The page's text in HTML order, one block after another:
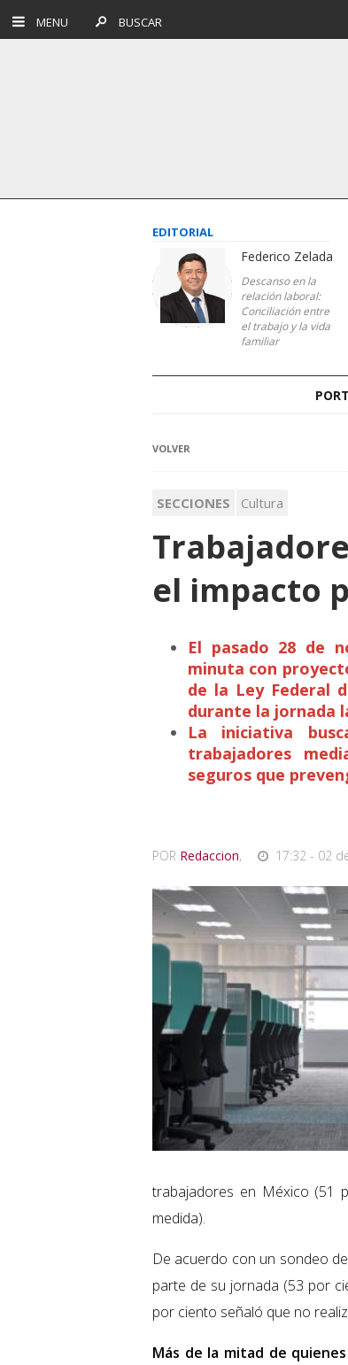
MENU BUSCAR
EDITORIAL
Federico Zelada
Descanso en la
relación laboral:
Conciliación entre
el trabajo y la vida
familiar
VOLVER
SECCIONES Cultura
el impacto
El pasado 28 de
minuta con
de la Ley Federal
durante la jornada
La iniciativa
trabajadores
seguros que
POR Redaccion, 17:32 - 02
trabajadores en México (51
medida).
De acuerdo con un sondeo de
parte de su jornada (53 por
por ciento señaló que no
Más de la mitad de